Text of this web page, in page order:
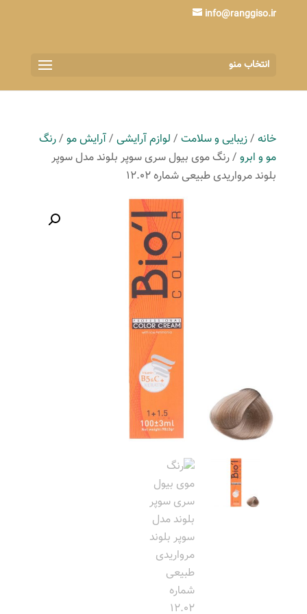
info@ranggiso.ir
انتخاب منو
خانه/زیبایی و سلامت/ لوازم آرایشی/آرایش مو/رنگ
مو و ابرو/ رنگ موی بیول سری سوپر بلوند مدل سوپر
بلوند مرواریدی طبیعی شماره 12.02